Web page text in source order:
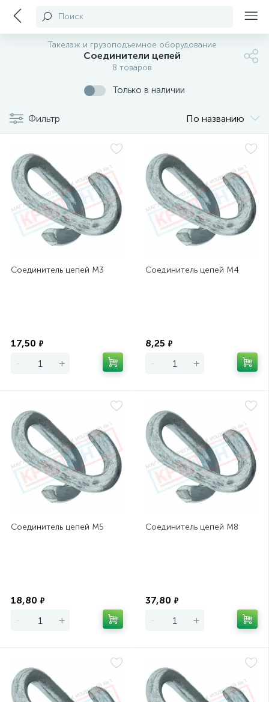
Поиск
Такелаж и грузоподъемное оборудование
Соединители цепей
8 товаров
Только в наличии
Фильтр По названию
Соединитель цепей М3
17,50 ₽
- +
Соединитель цепей М4
8,25 ₽
- +
Соединитель цепей М5
18,80 ₽
- +
Соединитель цепей М8
37,80 ₽
- +